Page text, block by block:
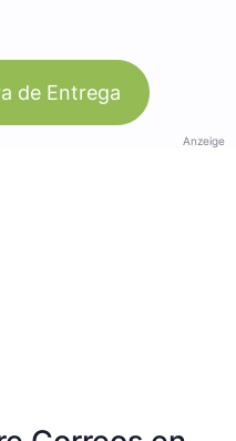
de Entrega
Anzeige